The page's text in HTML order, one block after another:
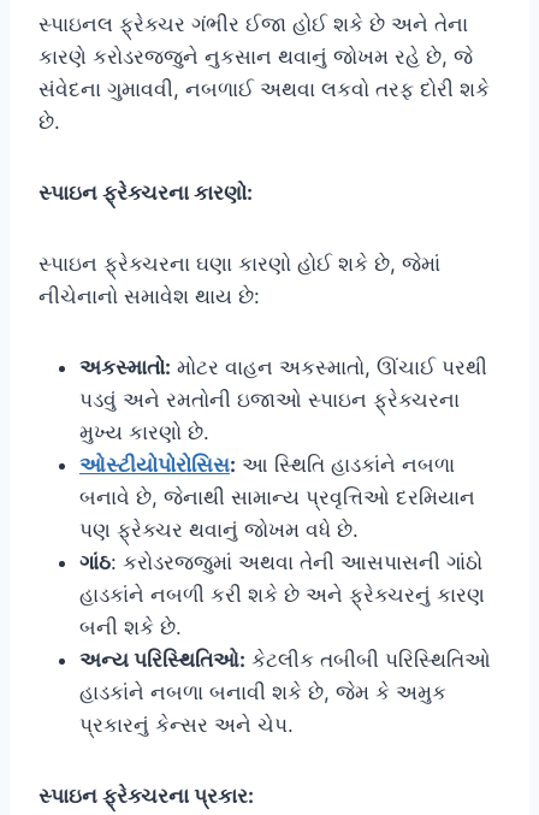
સ્પાઇનલ ફ્રેક્ચર ગંભીર ઈજા હોઈ શકે છે અને તેના
કારણે કરોડરજ્જુને નુકસાન થવાનું જોખમ રહે છે, જે
સંવેદના ગુમાવવી, નબળાઈ અથવા લકવો તરફ દોરી શકે
છે.
સ્પાઇન ફ્રેક્ચરના કારણો:
સ્પાઇન ફ્રેક્ચરના ઘણા કારણો હોઈ શકે છે, જેમાં
નીચેનાનો સમાવેશ થાય છે:
અકસ્માતો: મોટર વાહન અકસ્માતો, ઊંચાઈ પરથી
પડવું અને રમતોની ઇજાઓ સ્પાઇન ફ્રેક્ચરના
મુખ્ય કારણો છે.
ઓસ્ટીયોપોરોસિસ: આ સ્થિતિ હાડકાંને નબળા
બનાવે છે, જેનાથી સામાન્ય પ્રવૃત્તિઓ દરમિયાન
પણ ફ્રેક્ચર થવાનું જોખમ વધે છે.
ગાંઠ: કરોડરજ્જુમાં અથવા તેની આસપાસની ગાંઠો
હાડકાંને નબળી કરી શકે છે અને ફ્રેક્ચરનું કારણ
બની શકે છે.
અન્ય પરિસ્થિતિઓ: કેટલીક તબીબી પરિસ્થિતિઓ
હાડકાંને નબળા બનાવી શકે છે, જેમ કે અમુક
પ્રકારનું કેન્સર અને ચેપ.
સ્પાઇન ફ્રેક્ચરના પ્રકાર: